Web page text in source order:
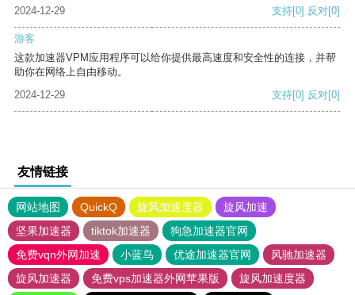
2024-12-29 支持[0] 反对[0]
游客
这款加速器VPM应用程序可以给你提供最高速度和安全性的连接，并帮
助你在网络上自由移动。
2024-12-29
支持[0] 反对[0]
友情链接
网站地图 QuickQ 旋风加速度器
旋风加速
坚果加速器
tiktok加速器
狗急加速器官网
免费vqn外网加速
小蓝鸟 优途加速器官网
风驰加速器
旋风加速器
免费vps加速器外网苹果版
旋风加速度器